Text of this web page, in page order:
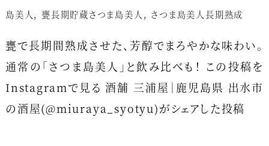
島美人, 甕長期貯蔵さつま島美人 , さつま島美人長期熟成
甕で長期間熟成させた、芳醇でまろやかな味わい。
通常の「さつま島美人」と飲み比べも！ この投稿を
Instagramで見る 酒舗 三浦屋｜鹿児島県 出水市
の酒屋(@miuraya_syotyu)がシェアした投稿